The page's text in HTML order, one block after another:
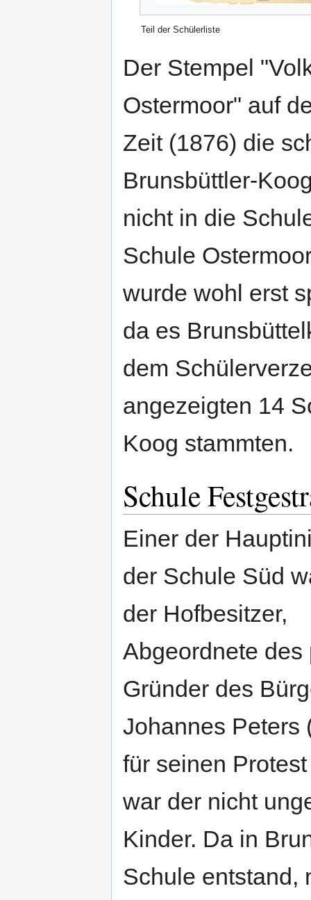
Teil der Schülerliste
Der Stempel
Ostermoor" auf
Zeit (1876) die
Brunsbüttler-
nicht in die
Schule
wurde wohl erst
da es
dem
angezeigten 14
Koog stammten.
Schule
Einer der
der Schule Süd
der Hofbesitzer,
Abgeordnete
Gründer des
Johannes Peters
für seinen
war der nicht
Kinder. Da in
Schule entstand,